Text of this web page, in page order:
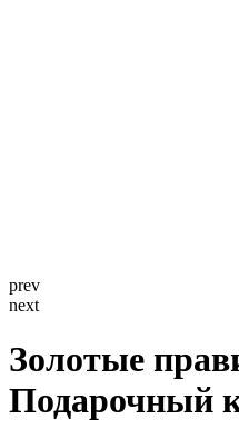
prev
next
Золотые
Подарочный